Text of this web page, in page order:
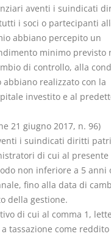
aventi i suindicati
i soci o partecipanti
abbiano percepito un
minimo previsto
di controllo, alla
realizzato con la
investito e al
21 giugno 2017, n. 96)
i suindicati diritti
di cui al presente
non inferiore a 5 anni
fino alla data di
della gestione.
di cui al comma 1,
tassazione come